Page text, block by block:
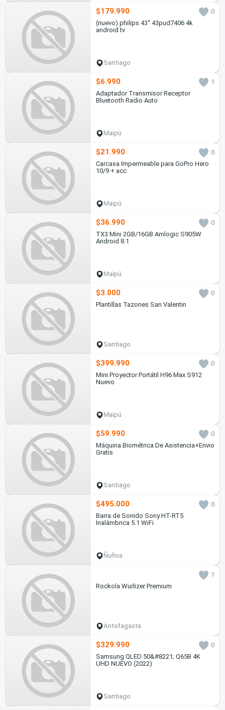
$179.990
0
(nuevo) philips 43'' 43pud7406 4k
android tv
Santiago
$6.990
1
Adaptador Transmisor Receptor
Bluetooth Radio Auto
Maipú
$21.990
0
Carcasa Impermeable para GoPro Hero
10/9 + acc
Maipú
$36.990
0
TX3 Mini 2GB/16GB Amlogic S905W
Android 8.1
Maipú
$3.000
0
Plantillas Tazones San Valentin
Santiago
$399.990
0
Mini Proyector Portátil H96 Max S912
Nuevo
Maipú
$59.990
0
Máquina Biométrica De Asistencia+Envio
Gratis
Santiago
$495.000
0
Barra de Sonido Sony HT-RT5
Inalámbrica 5.1 WiFi
Ñuñoa
1
Rockola Wurlizer Premium
Antofagasta
$329.990
0
Samsung QLED 50&#8221; Q65B 4K
UHD NUEVO (2022)
Santiago